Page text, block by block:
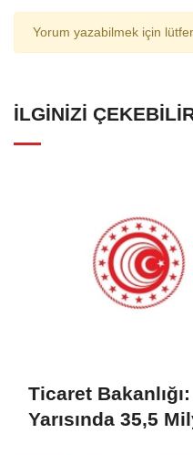
Yorum yazabilmek için
İLGINIZI
Ticaret
Yarısında 35,5